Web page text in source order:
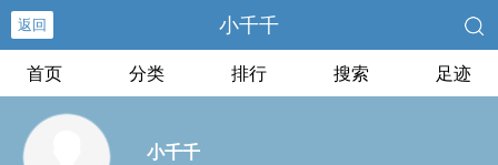
返回 小千千
首页 分类 排行 搜索 足迹
小千千